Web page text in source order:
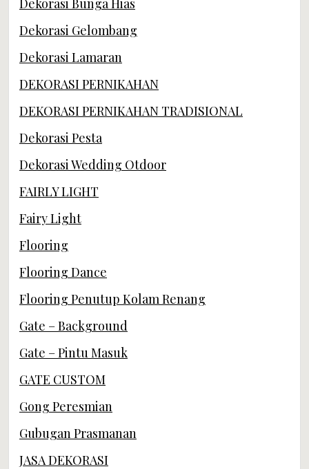
Dekorasi Bunga Hias
Dekorasi Gelombang
Dekorasi Lamaran
DEKORASI PERNIKAHAN
DEKORASI PERNIKAHAN TRADISIONAL
Dekorasi Pesta
Dekorasi Wedding Otdoor
FAIRLY LIGHT
Fairy Light
Flooring
Flooring Dance
Flooring Penutup Kolam Renang
Gate – Background
Gate – Pintu Masuk
GATE CUSTOM
Gong Peresmian
Gubugan Prasmanan
JASA DEKORASI